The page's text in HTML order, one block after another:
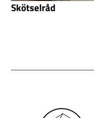
Skötselråd